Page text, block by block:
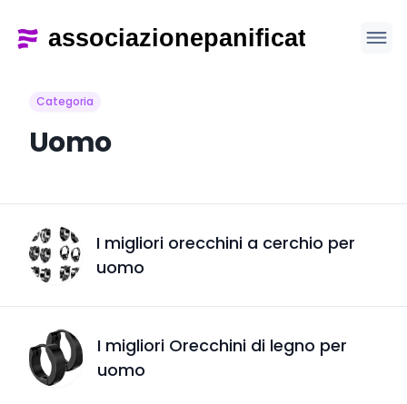
Categoria
Uomo
I migliori orecchini a cerchio per
uomo
I migliori Orecchini di legno per
uomo